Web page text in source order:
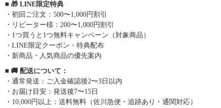
■ 🎁 LINE限定特典
・初回ご注文：500〜1,000円割引
・リピーター様：200〜1,000円割引
・1つ買うと1つ無料キャンペーン（対象商品）
・LINE限定クーポン・特典配布
・新商品・人気商品の優先案内
■ 🚚 配送について：
・通常発送：ご入金確認後2〜3日以内
・お届け目安：発送後7〜15日
・10,000円以上：送料無料（佐川急便・追跡あり・通関対応）